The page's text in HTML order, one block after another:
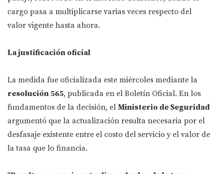
cargo pasa a multiplicarse varias veces respecto del
valor vigente hasta ahora.
La justificación oficial
La medida fue oficializada este miércoles mediante la
resolución 565, publicada en el Boletín Oficial. En los
fundamentos de la decisión, el Ministerio de Seguridad
argumentó que la actualización resulta necesaria por el
desfasaje existente entre el costo del servicio y el valor de
la tasa que lo financia.